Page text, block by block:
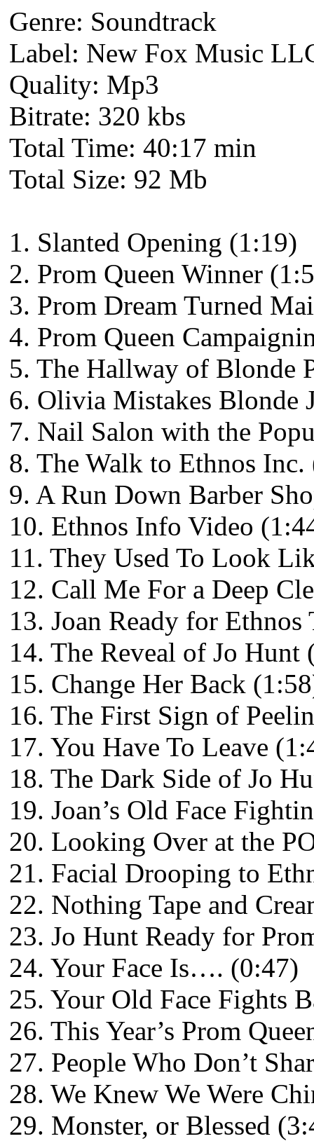
Genre: Soundtrack
Label: New Fox Music
Quality: Mp3
Bitrate: 320 kbs
Total Time: 40:17 min
Total Size: 92 Mb
1. Slanted Opening (1:19)
2. Prom Queen Winner
3. Prom Dream Turned
4. Prom Queen
5. The Hallway of Blonde
6. Olivia Mistakes Blonde
7. Nail Salon with the
8. The Walk to Ethnos Inc.
9. A Run Down Barber
10. Ethnos Info Video
11. They Used To Look
12. Call Me For a Deep
13. Joan Ready for
14. The Reveal of Jo Hunt
15. Change Her Back
16. The First Sign of
17. You Have To Leave
18. The Dark Side of Jo
19. Joan’s Old Face
20. Looking Over at the
21. Facial Drooping to
22. Nothing Tape and
23. Jo Hunt Ready for
24. Your Face Is…. (0:47)
25. Your Old Face Fights
26. This Year’s Prom
27. People Who Don’t
28. We Knew We Were
29. Monster, or Blessed